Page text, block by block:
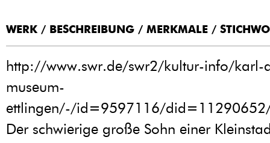
WERK / BESCHREIBUNG / MERKMALE /
http://www.swr.de/swr2/kultur-info/karl-
museum-
ettlingen/-/id=9597116/
Der schwierige große Sohn einer